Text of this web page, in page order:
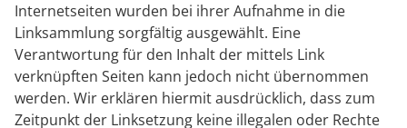
Internetseiten wurden bei ihrer Aufnahme in die
Linksammlung sorgfältig ausgewählt. Eine
Verantwortung für den Inhalt der mittels Link
verknüpften Seiten kann jedoch nicht übernommen
werden. Wir erklären hiermit ausdrücklich, dass zum
Zeitpunkt der Linksetzung keine illegalen oder Rechte